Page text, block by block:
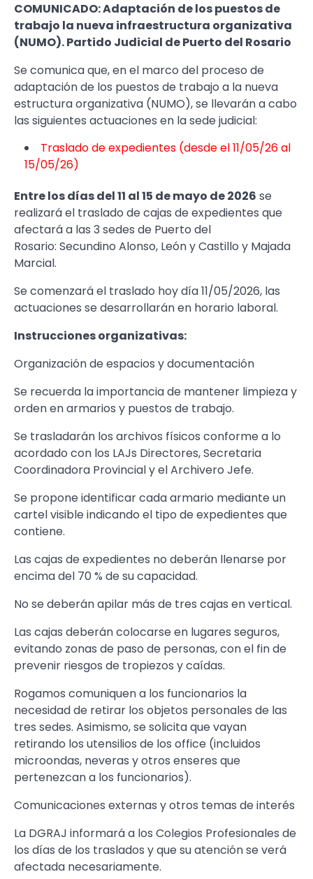
COMUNICADO: Adaptación de los puestos de
trabajo la nueva infraestructura organizativa
(NUMO). Partido Judicial de Puerto del Rosario
Se comunica que, en el marco del proceso de
adaptación de los puestos de trabajo a la nueva
estructura organizativa (NUMO), se llevarán a cabo
las siguientes actuaciones en la sede judicial:
Traslado de expedientes (desde el 11/05/26 al
15/05/26)
Entre los días del 11 al 15 de mayo de 2026 se
realizará el traslado de cajas de expedientes que
afectará a las 3 sedes de Puerto del
Rosario: Secundino Alonso, León y Castillo y Majada
Marcial.
Se comenzará el traslado hoy día 11/05/2026, las
actuaciones se desarrollarán en horario laboral.
Instrucciones organizativas:
Organización de espacios y documentación
Se recuerda la importancia de mantener limpieza y
orden en armarios y puestos de trabajo.
Se trasladarán los archivos físicos conforme a lo
acordado con los LAJs Directores, Secretaria
Coordinadora Provincial y el Archivero Jefe.
Se propone identificar cada armario mediante un
cartel visible indicando el tipo de expedientes que
contiene.
Las cajas de expedientes no deberán llenarse por
encima del 70 % de su capacidad.
No se deberán apilar más de tres cajas en vertical.
Las cajas deberán colocarse en lugares seguros,
evitando zonas de paso de personas, con el fin de
prevenir riesgos de tropiezos y caídas.
Rogamos comuniquen a los funcionarios la
necesidad de retirar los objetos personales de las
tres sedes. Asimismo, se solicita que vayan
retirando los utensilios de los office (incluidos
microondas, neveras y otros enseres que
pertenezcan a los funcionarios).
Comunicaciones externas y otros temas de interés
La DGRAJ informará a los Colegios Profesionales de
los días de los traslados y que su atención se verá
afectada necesariamente.